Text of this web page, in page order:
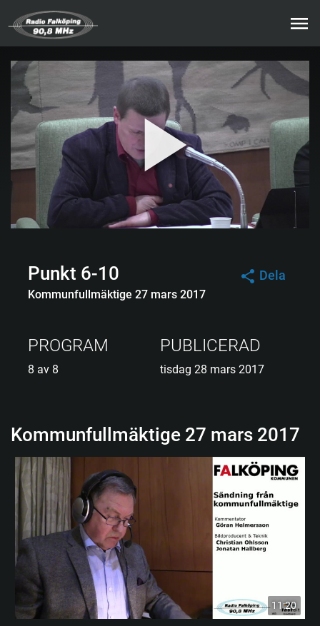
Dela
Punkt 6-10
Kommunfullmäktige 27 mars 2017
PROGRAM
8 av 8
PUBLICERAD
tisdag 28 mars 2017
Kommunfullmäktige 27 mars 2017
11:20